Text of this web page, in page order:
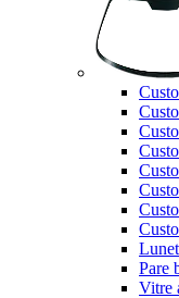
Pare
Vitre